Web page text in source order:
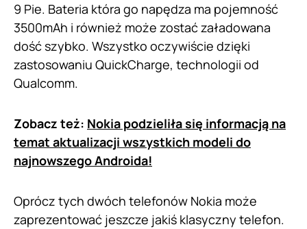
9 Pie. Bateria która go napędza ma pojemność
3500mAh i również może zostać załadowana
dość szybko. Wszystko oczywiście dzięki
zastosowaniu QuickCharge, technologii od
Qualcomm.
Zobacz też: Nokia podzieliła się informacją na
temat aktualizacji wszystkich modeli do
najnowszego Androida!
Oprócz tych dwóch telefonów Nokia może
zaprezentować jeszcze jakiś klasyczny telefon.